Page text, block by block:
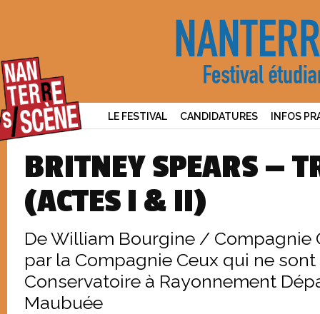
LE FESTIVAL CANDIDATURES INFOS
BRITNEY SPEARS —
(ACTES I & II)
De William Bourgine / Compagnie
par la Compagnie Ceux qui ne sont
Conservatoire à Rayonnement
Maubuée